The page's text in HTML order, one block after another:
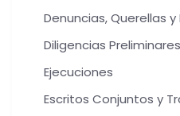
Denuncias, Querellas
Diligencias Preliminares
Ejecuciones
Escritos Conjuntos y